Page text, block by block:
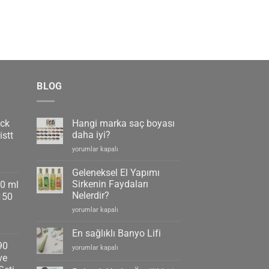
ml
BLOG
Hangi marka saç boyası
daha iyi?
Hangi
saç
boyası
daha
iyi?
için
yorumlar kapalı
Geleneksel El Yapımı
Sirkenin Faydaları
Nelerdir?
Geleneksel
Yapımı
Faydaları
yorumlar kapalı
En sağlıklı Banyo Lifi
En
Banyo
yorumlar kapalı